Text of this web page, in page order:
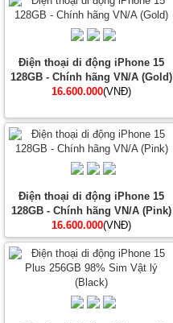
Điện thoại di động iPhone 15
128GB - Chính hãng VN/A (Gold)
16.600.000(VNĐ)
Điện thoại di động iPhone 15
128GB - Chính hãng VN/A (Pink)
16.600.000(VNĐ)